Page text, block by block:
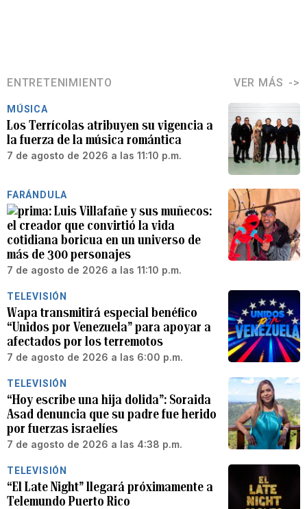
ENTRETENIMIENTO VER MÁS
MÚSICA
Los Terrícolas atribuyen su vigencia a
la fuerza de la música romántica
7 de agosto de 2026 a las 11:10 p.m.
FARÁNDULA
Luis Villafañe y sus muñecos:
el creador que convirtió la vida
cotidiana boricua en un universo de
más de 300 personajes
7 de agosto de 2026 a las 11:10 p.m.
TELEVISIÓN
Wapa transmitirá especial benéfico
“Unidos por Venezuela” para apoyar a
afectados por los terremotos
7 de agosto de 2026 a las 6:00 p.m.
TELEVISIÓN
“Hoy escribe una hija dolida”: Soraida
Asad denuncia que su padre fue herido
por fuerzas israelíes
7 de agosto de 2026 a las 4:38 p.m.
TELEVISIÓN
“El Late Night” llegará próximamente a
Telemundo Puerto Rico